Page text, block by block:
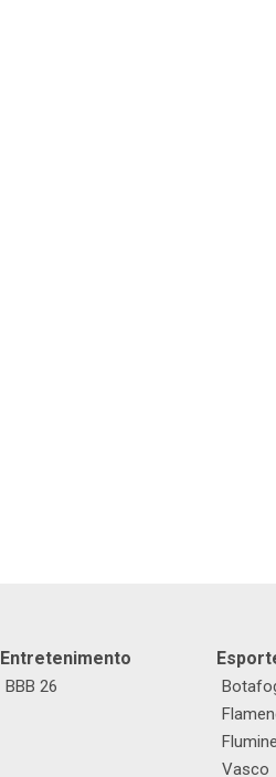
Entretenimento
BBB 26
Vasco